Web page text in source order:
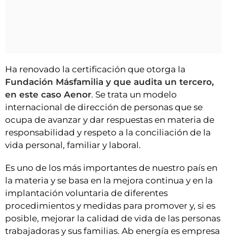
Ha renovado la certificación que otorga la
Fundación Másfamilia y que audita un tercero,
en este caso Aenor. Se trata un modelo
internacional de dirección de personas que se
ocupa de avanzar y dar respuestas en materia de
responsabilidad y respeto a la conciliación de la
vida personal, familiar y laboral.
Es uno de los más importantes de nuestro país en
la materia y se basa en la mejora continua y en la
implantación voluntaria de diferentes
procedimientos y medidas para promover y, si es
posible, mejorar la calidad de vida de las personas
trabajadoras y sus familias. Ab energía es empresa